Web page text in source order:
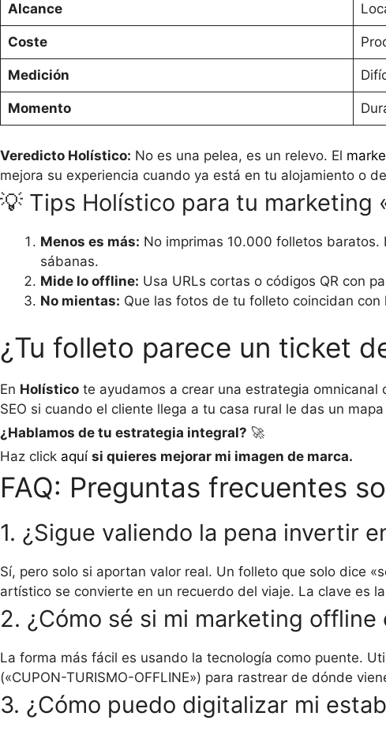
Alcance
Coste
Medición
Momento
Veredicto Holístico: No es una pelea, es un relevo. El
mejora su experiencia cuando ya está en tu alojamiento o
💡 Tips Holístico para tu marketing
Menos es más: No imprimas 10.000 folletos
sábanas.
Mide lo offline: Usa URLs cortas o códigos QR con
No mientas: Que las fotos de tu folleto coincidan
¿Tu folleto parece un ticket
En Holístico te ayudamos a crear una estrategia
SEO si cuando el cliente llega a tu casa rural le das un
¿Hablamos de tu estrategia integral? 🚀
Haz click aquí si quieres mejorar mi imagen de marca.
FAQ: Preguntas frecuentes
1. ¿Sigue valiendo la pena invertir
Sí, pero solo si aportan valor real. Un folleto que solo dice
artístico se convierte en un recuerdo del viaje. La clave es
2. ¿Cómo sé si mi marketing
La forma más fácil es usando la tecnología como puente.
(«CUPON-TURISMO-OFFLINE») para rastrear de dónde
3. ¿Cómo puedo digitalizar mi